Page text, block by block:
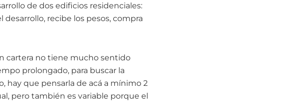
de dos edificios residenciales:
recibe los pesos, compra
cartera no tiene mucho sentido
prolongado, para buscar la
hay que pensarla de acá a mínimo 2
pero también es variable porque el